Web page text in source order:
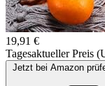
19,91 €
Tagesaktueller Preis